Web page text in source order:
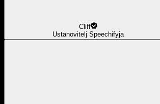
Cliff
Ustanovitelj Speechifyja